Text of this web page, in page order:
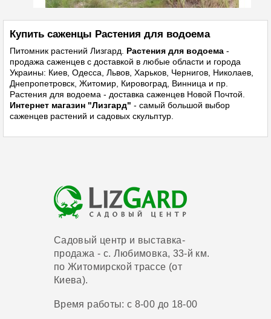
Купить саженцы Растения для водоема
Питомник растений Лизгард. Растения для водоема -
продажа саженцев с доставкой в любые области и города
Украины: Киев, Одесса, Львов, Харьков, Чернигов, Николаев,
Днепропетровск, Житомир, Кировоград, Винница и пр.
Растения для водоема - доставка саженцев Новой Почтой.
Интернет магазин "Лизгард" - самый большой выбор
саженцев растений и садовых скульптур.
Садовый центр и выставка-
продажа - с. Любимовка, 33-й км.
по Житомирской трассе (от
Киева).
Время работы: с 8-00 до 18-00